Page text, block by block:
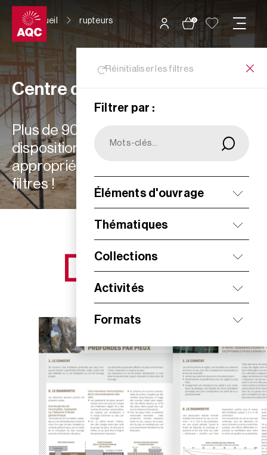
Panneau de gestion des cookies
0
Accueil rupteurs
Réinitialiser les filtres
Filtrer par :
Éléments d'ouvrage
Thématiques
Collections
Activités
Formats
Centre de ressources
Plus de 900 ressources à votre
disposition : choisissez les plus
appropriées à vos besoins grâce aux
filtres !
NOS NOUVEAUTÉS